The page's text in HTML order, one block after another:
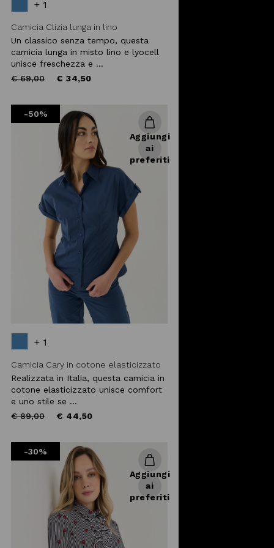
+ 1
Camicia Clizia lunga in lino
Un classico senza tempo, questa
camicia lunga in misto lino e lyocell
unisce freschezza e ...
Price
€ 69,00to € 34,50
-50%
Aggiungi
ai
preferiti
+ 1
Camicia Cary in cotone elasticizzato
Realizzata in Italia, questa camicia in
cotone elasticizzato unisce comfort
e uno stile se ...
Price
€ 89,00to € 44,50
-30%
Aggiungi
ai
preferiti